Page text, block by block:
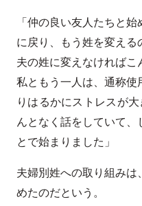
「仲の良い友人たちと
に戻り、もう姓を変え
夫の姓に変えなければこ
私ともう一人は、通称使
りはるかにストレスが
んとなく話をしていて
とで始まりました」
夫婦別姓への取り組み
めたのだという。